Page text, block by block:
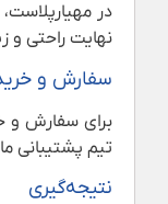
در
نهایت راحتی و
سفارش و
برای سفارش و
تیم پشتیبانی
نتیجه‌گیری